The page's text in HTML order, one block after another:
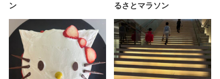
ン
るさとマラソン